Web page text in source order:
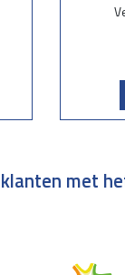
met